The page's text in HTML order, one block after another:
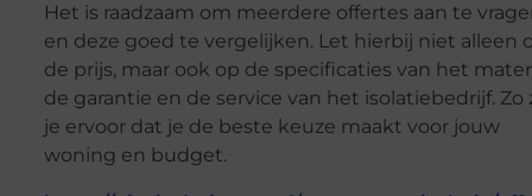
Het is raadzaam om meerdere offertes aan te
en deze goed te vergelijken. Let hierbij niet alleen
de prijs, maar ook op de specificaties van het
de garantie en de service van het isolatiebedrijf. Zo
je ervoor dat je de beste keuze maakt voor jouw
woning en budget.